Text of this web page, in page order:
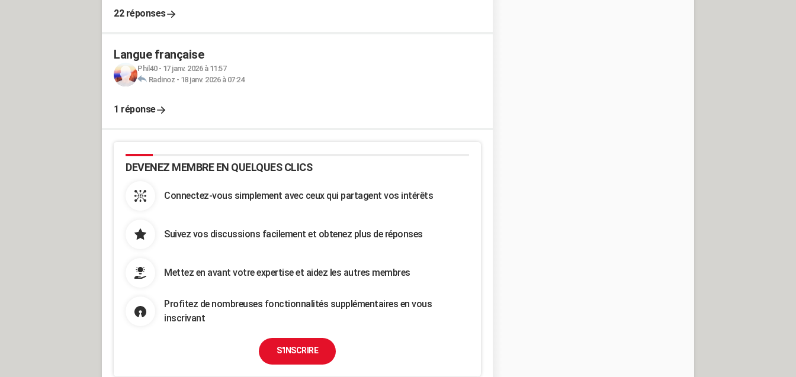
22 réponses
Langue française
Phil40- 17 janv. 2026 à 11:57
Radinoz - 18 janv. 2026 à 07:24
1 réponse
DEVENEZ MEMBRE EN QUELQUES CLICS
Connectez-vous simplement avec ceux qui partagent vos intérêts
Suivez vos discussions facilement et obtenez plus de réponses
Mettez en avant votre expertise et aidez les autres membres
Profitez de nombreuses fonctionnalités supplémentaires en vous
inscrivant
S'INSCRIRE